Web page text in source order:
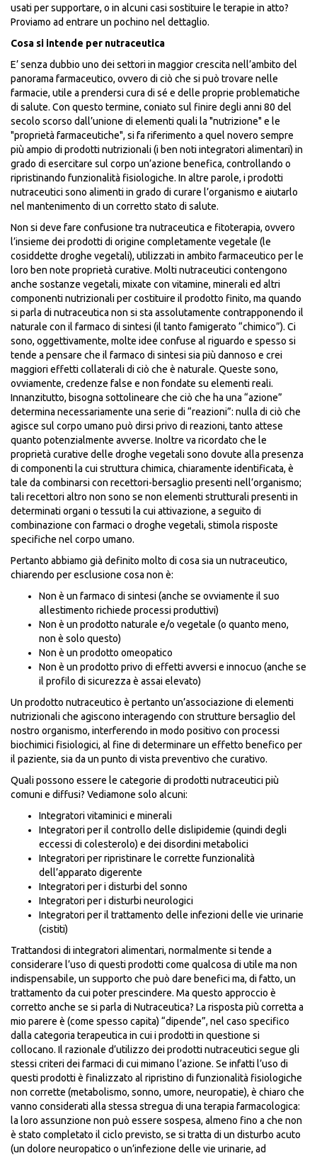
usati per supportare, o in alcuni casi sostituire le terapie in atto?
Proviamo ad entrare un pochino nel dettaglio.
Cosa si intende per nutraceutica
E’ senza dubbio uno dei settori in maggior crescita nell’ambito del
panorama farmaceutico, ovvero di ciò che si può trovare nelle
farmacie, utile a prendersi cura di sé e delle proprie problematiche
di salute. Con questo termine, coniato sul finire degli anni 80 del
secolo scorso dall’unione di elementi quali la "nutrizione" e le
"proprietà farmaceutiche", si fa riferimento a quel novero sempre
più ampio di prodotti nutrizionali (i ben noti integratori alimentari) in
grado di esercitare sul corpo un’azione benefica, controllando o
ripristinando funzionalità fisiologiche. In altre parole, i prodotti
nutraceutici sono alimenti in grado di curare l’organismo e aiutarlo
nel mantenimento di un corretto stato di salute.
Non si deve fare confusione tra nutraceutica e fitoterapia, ovvero
l’insieme dei prodotti di origine completamente vegetale (le
cosiddette droghe vegetali), utilizzati in ambito farmaceutico per le
loro ben note proprietà curative. Molti nutraceutici contengono
anche sostanze vegetali, mixate con vitamine, minerali ed altri
componenti nutrizionali per costituire il prodotto finito, ma quando
si parla di nutraceutica non si sta assolutamente contrapponendo il
naturale con il farmaco di sintesi (il tanto famigerato “chimico”). Ci
sono, oggettivamente, molte idee confuse al riguardo e spesso si
tende a pensare che il farmaco di sintesi sia più dannoso e crei
maggiori effetti collaterali di ciò che è naturale. Queste sono,
ovviamente, credenze false e non fondate su elementi reali.
Innanzitutto, bisogna sottolineare che ciò che ha una “azione”
determina necessariamente una serie di “reazioni”: nulla di ciò che
agisce sul corpo umano può dirsi privo di reazioni, tanto attese
quanto potenzialmente avverse. Inoltre va ricordato che le
proprietà curative delle droghe vegetali sono dovute alla presenza
di componenti la cui struttura chimica, chiaramente identificata, è
tale da combinarsi con recettori-bersaglio presenti nell’organismo;
tali recettori altro non sono se non elementi strutturali presenti in
determinati organi o tessuti la cui attivazione, a seguito di
combinazione con farmaci o droghe vegetali, stimola risposte
specifiche nel corpo umano.
Pertanto abbiamo già definito molto di cosa sia un nutraceutico,
chiarendo per esclusione cosa non è:
Non è un farmaco di sintesi (anche se ovviamente il suo
allestimento richiede processi produttivi)
Non è un prodotto naturale e/o vegetale (o quanto meno,
non è solo questo)
Non è un prodotto omeopatico
Non è un prodotto privo di effetti avversi e innocuo (anche se
il profilo di sicurezza è assai elevato)
Un prodotto nutraceutico è pertanto un’associazione di elementi
nutrizionali che agiscono interagendo con strutture bersaglio del
nostro organismo, interferendo in modo positivo con processi
biochimici fisiologici, al fine di determinare un effetto benefico per
il paziente, sia da un punto di vista preventivo che curativo.
Quali possono essere le categorie di prodotti nutraceutici più
comuni e diffusi? Vediamone solo alcuni:
Integratori vitaminici e minerali
Integratori per il controllo delle dislipidemie (quindi degli
eccessi di colesterolo) e dei disordini metabolici
Integratori per ripristinare le corrette funzionalità
dell’apparato digerente
Integratori per i disturbi del sonno
Integratori per i disturbi neurologici
Integratori per il trattamento delle infezioni delle vie urinarie
(cistiti)
Trattandosi di integratori alimentari, normalmente si tende a
considerare l’uso di questi prodotti come qualcosa di utile ma non
indispensabile, un supporto che può dare benefici ma, di fatto, un
trattamento da cui poter prescindere. Ma questo approccio è
corretto anche se si parla di Nutraceutica? La risposta più corretta a
mio parere è (come spesso capita) “dipende”, nel caso specifico
dalla categoria terapeutica in cui i prodotti in questione si
collocano. Il razionale d’utilizzo dei prodotti nutraceutici segue gli
stessi criteri dei farmaci di cui mimano l’azione. Se infatti l’uso di
questi prodotti è finalizzato al ripristino di funzionalità fisiologiche
non corrette (metabolismo, sonno, umore, neuropatie), è chiaro che
vanno considerati alla stessa stregua di una terapia farmacologica:
la loro assunzione non può essere sospesa, almeno fino a che non
è stato completato il ciclo previsto, se si tratta di un disturbo acuto
(un dolore neuropatico o un’infezione delle vie urinarie, ad